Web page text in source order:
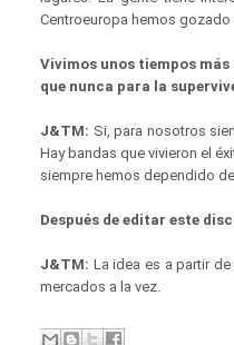
Centroeuropa hemos
Vivimos unos tiempos
que nunca para la
J&TM: Si, para nosotros
Hay bandas que vivieron el
siempre hemos dependido
Después de editar este
J&TM: La idea es a partir
mercados a la vez.